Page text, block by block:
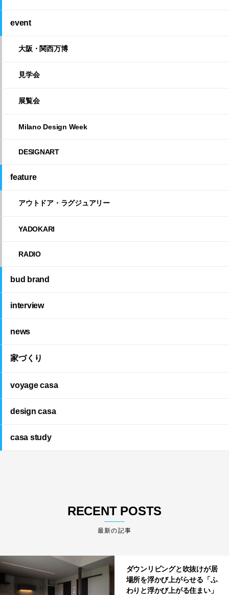
event
大阪・関西万博
見学会
展覧会
Milano Design Week
DESIGNART
feature
アウトドア・ラグジュアリー
YADOKARI
RADIO
bud brand
interview
news
家づくり
voyage casa
design casa
casa study
RECENT POSTS
最新の記事
ダウンリビングと吹抜けが居
場所を浮かび上がらせる「ふ
わりと浮かび上がる住まい」